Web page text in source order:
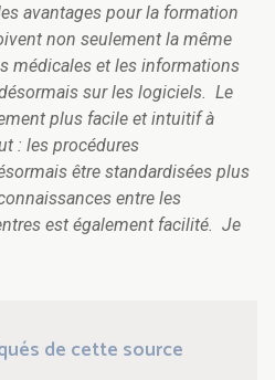
avantages pour la formation
non seulement la même
médicales et les informations
sur les logiciels. Le
plus facile et intuitif à
: les procédures
être standardisées plus
entre les
est également facilité. Je
de cette source